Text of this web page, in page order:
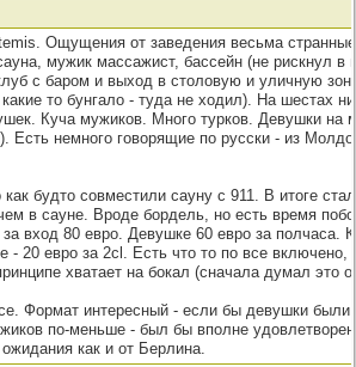
Ощущения от заведения весьма
мужик массажист, бассейн (не рискнул в
с баром и выход в столовую и уличную
то бунгало - туда не ходил). На шестах
Куча мужиков. Много турков. Девушки на
Есть немного говорящие по русски - из
будто совместили сауну с 911. В итоге
в сауне. Вроде бордель, но есть время
вход 80 евро. Девушке 60 евро за полчаса.
- 20 евро за 2cl. Есть что то по все включено,
хватает на бокал (сначала думал это
Формат интересный - если бы девушки были
по-меньше - был бы вполне
как и от Берлина.